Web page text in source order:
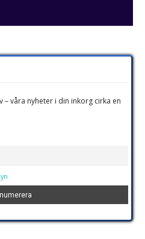
våra nyheter i din inkorg cirka en